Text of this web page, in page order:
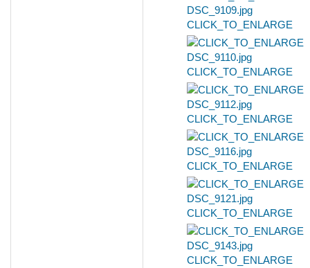
CLICK_TO_ENLARGE
CLICK_TO_ENLARGE
CLICK_TO_ENLARGE
CLICK_TO_ENLARGE
CLICK_TO_ENLARGE
CLICK_TO_ENLARGE